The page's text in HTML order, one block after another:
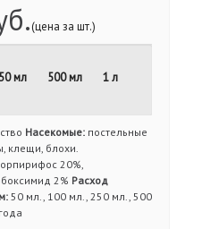
(цена за шт.)
мл 500 мл
1 л
Насекомые: постельные
клещи, блохи.
20%,
2% Расход
50 мл., 100 мл., 250 мл., 500